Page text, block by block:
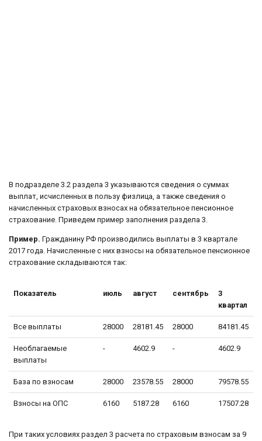
В подразделе 3.2 раздела 3 указываются сведения о суммах
выплат, исчисленных в пользу физлица, а также сведения о
начисленных страховых взносах на обязательное пенсионное
страхование. Приведем пример заполнения раздела 3.
Пример. Гражданину РФ производились выплаты в 3 квартале
2017 года. Начисленные с них взносы на обязательное пенсионное
страхование складываются так:
Показатель июль август сентябрь
3
квартал
Все выплаты 28000 28181.45 28000 84181.45
Необлагаемые
выплаты
- 4602.9 - 4602.9
База по взносам 28000 23578.55 28000 79578.55
Взносы на ОПС 6160 5187.28 6160 17507.28
При таких условиях раздел 3 расчета по страховым взносам за 9